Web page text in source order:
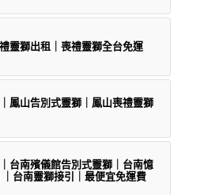
靈獅出租｜喪禮靈獅全台免運
鳳山告別式靈獅｜鳳山喪禮靈獅
台南殯儀館告別式靈獅｜台南憶
台南靈獅接引｜最便宜免運費